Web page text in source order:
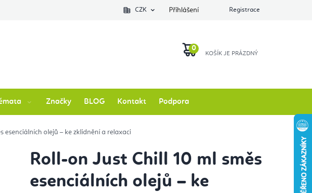
Podlozkynajogu.cz Zkontrolovat stav objednávky O nás
CZK Přihlášení Registrace
KOŠÍK
Značky BLOG Kontakt Podpora
esenciálních olejů – ke zklidnění a relaxaci
Roll-on Just Chill 10 ml směs
esenciálních olejů – ke